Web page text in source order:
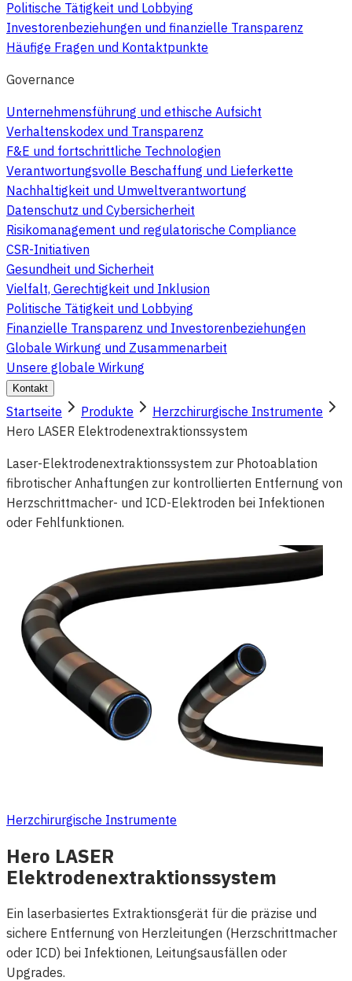
Politische Tätigkeit und Lobbying
Investorenbeziehungen und finanzielle Transparenz
Häufige Fragen und Kontaktpunkte
Governance
Unternehmensführung und ethische Aufsicht
Verhaltenskodex und Transparenz
F&E und fortschrittliche Technologien
Verantwortungsvolle Beschaffung und Lieferkette
Nachhaltigkeit und Umweltverantwortung
Datenschutz und Cybersicherheit
Risikomanagement und regulatorische Compliance
CSR-Initiativen
Gesundheit und Sicherheit
Vielfalt, Gerechtigkeit und Inklusion
Politische Tätigkeit und Lobbying
Finanzielle Transparenz und Investorenbeziehungen
Globale Wirkung und Zusammenarbeit
Unsere globale Wirkung
Kontakt
Startseite Produkte
Herzchirurgische Instrumente
Hero LASER Elektrodenextraktionssystem
Laser-Elektrodenextraktionssystem zur Photoablation
fibrotischer Anhaftungen zur kontrollierten Entfernung von
Herzschrittmacher- und ICD-Elektroden bei Infektionen
oder Fehlfunktionen.
Herzchirurgische Instrumente
Hero LASER
Elektrodenextraktionssystem
Ein laserbasiertes Extraktionsgerät für die präzise und
sichere Entfernung von Herzleitungen (Herzschrittmacher
oder ICD) bei Infektionen, Leitungsausfällen oder
Upgrades.